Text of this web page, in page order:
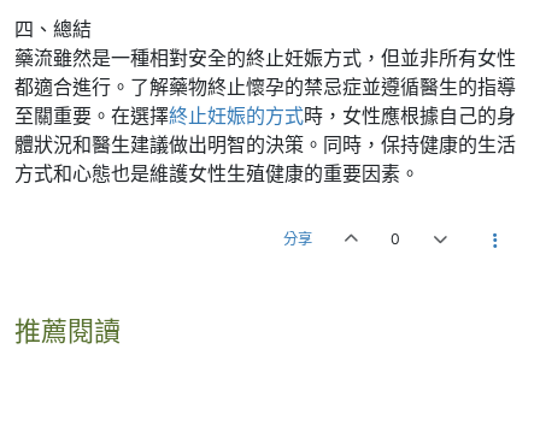
四、總結
藥流雖然是一種相對安全的終止妊娠方式，但並非所有女性
都適合進行。了解藥物終止懷孕的禁忌症並遵循醫生的指導
至關重要。在選擇終止妊娠的方式時，女性應根據自己的身
體狀況和醫生建議做出明智的決策。同時，保持健康的生活
方式和心態也是維護女性生殖健康的重要因素。
分享 0
推薦閱讀